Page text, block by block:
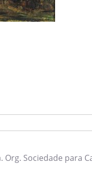
Org. Sociedade para